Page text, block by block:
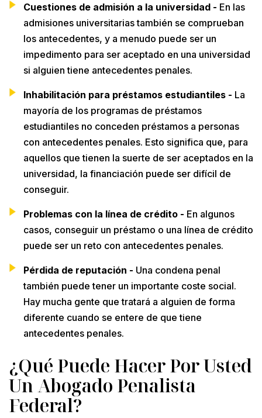
Cuestiones de admisión a la universidad - En las
admisiones universitarias también se comprueban
los antecedentes, y a menudo puede ser un
impedimento para ser aceptado en una universidad
si alguien tiene antecedentes penales.
Inhabilitación para préstamos estudiantiles - La
mayoría de los programas de préstamos
estudiantiles no conceden préstamos a personas
con antecedentes penales. Esto significa que, para
aquellos que tienen la suerte de ser aceptados en la
universidad, la financiación puede ser difícil de
conseguir.
Problemas con la línea de crédito - En algunos
casos, conseguir un préstamo o una línea de crédito
puede ser un reto con antecedentes penales.
Pérdida de reputación - Una condena penal
también puede tener un importante coste social.
Hay mucha gente que tratará a alguien de forma
diferente cuando se entere de que tiene
antecedentes penales.
¿Qué Puede Hacer Por Usted
Un Abogado Penalista
Federal?